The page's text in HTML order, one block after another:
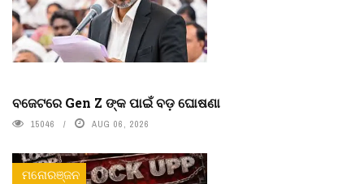
ବଜେଟରେ Gen Z ଙ୍କ ପାଇଁ ବଡ଼ ଘୋଷଣା
15046 AUG 06, 2026
ମନୋରଞ୍ଜନ